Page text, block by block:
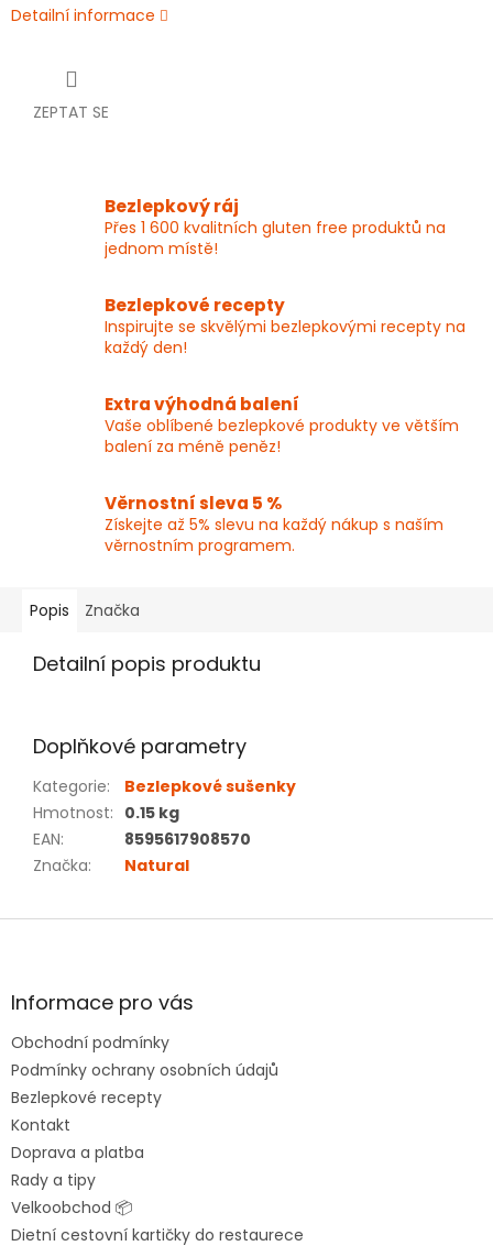
Detailní informace
ZEPTAT SE
Bezlepkový ráj
Přes 1 600 kvalitních gluten free produktů na
jednom místě!
Bezlepkové recepty
Inspirujte se skvělými bezlepkovými recepty na
každý den!
Extra výhodná balení
Vaše oblíbené bezlepkové produkty ve větším
balení za méně peněz!
Věrnostní sleva 5 %
Získejte až 5% slevu na každý nákup s naším
věrnostním programem.
Popis Značka
Detailní popis produktu
Doplňkové parametry
Kategorie:
Bezlepkové sušenky
Hmotnost: 0.15 kg
EAN:
8595617908570
Značka: Natural
Z
aInformace pro vás
Obchodní podmínky
Podmínky ochrany osobních údajů
Bezlepkové recepty
Kontakt
Doprava a platba
Rady a tipy
Velkoobchod 📦
Dietní cestovní kartičky do restaurece